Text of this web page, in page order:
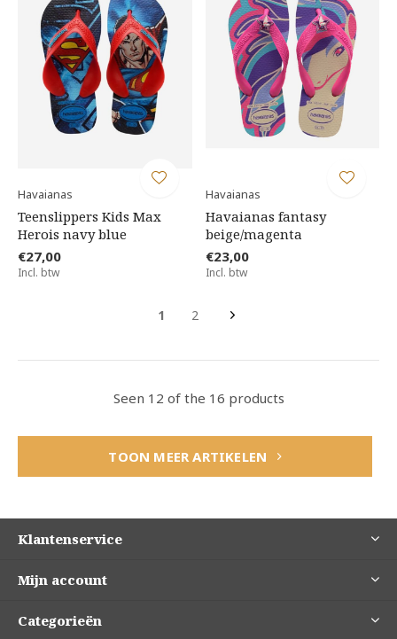
Havaianas
Teenslippers Kids Max
Herois navy blue
€27,00
Incl. btw
Havaianas
Havaianas fantasy
beige/magenta
€23,00
Incl. btw
1 2
Seen 12 of the 16 products
TOON MEER ARTIKELEN
Klantenservice
Mijn account
Categorieën